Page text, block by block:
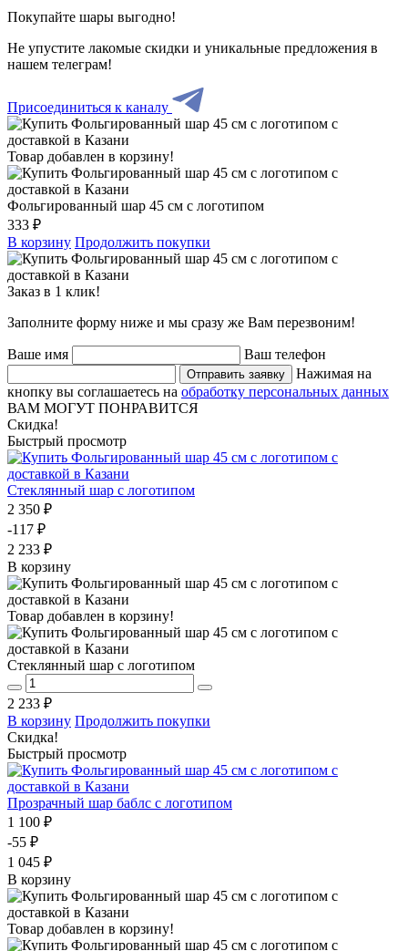
Покупайте шары выгодно!
Не упустите лакомые скидки и уникальные предложения в
нашем телеграм!
Присоединиться к каналу
Товар добавлен в корзину!
Фольгированный шар 45 см с логотипом
333 ₽
В корзину Продолжить покупки
Заказ в 1 клик!
Заполните форму ниже и мы сразу же Вам перезвоним!
Ваше имя Ваш телефон
Отправить заявку
Нажимая на
кнопку вы соглашаетесь на обработку персональных данных
ВАМ МОГУТ ПОНРАВИТСЯ
Скидка!
Быстрый просмотр
Стеклянный шар с логотипом
2 350 ₽
-117 ₽
2 233 ₽
В корзину
Товар добавлен в корзину!
Стеклянный шар с логотипом
2 233 ₽
В корзину Продолжить покупки
Скидка!
Быстрый просмотр
Прозрачный шар баблс с логотипом
1 100 ₽
-55 ₽
1 045 ₽
В корзину
Товар добавлен в корзину!